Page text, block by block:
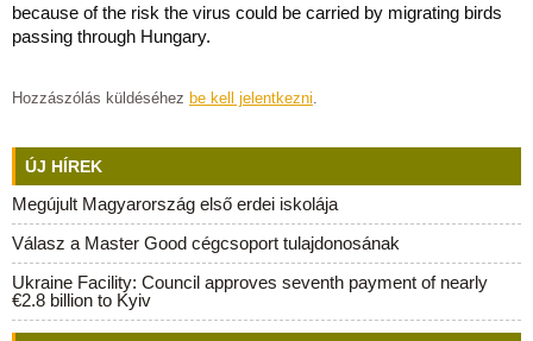
because of the risk the virus could be carried by migrating birds
passing through Hungary.
Hozzászólás küldéséhez be kell jelentkezni.
ÚJ HÍREK
Megújult Magyarország első erdei iskolája
Válasz a Master Good cégcsoport tulajdonosának
Ukraine Facility: Council approves seventh payment of nearly
€2.8 billion to Kyiv